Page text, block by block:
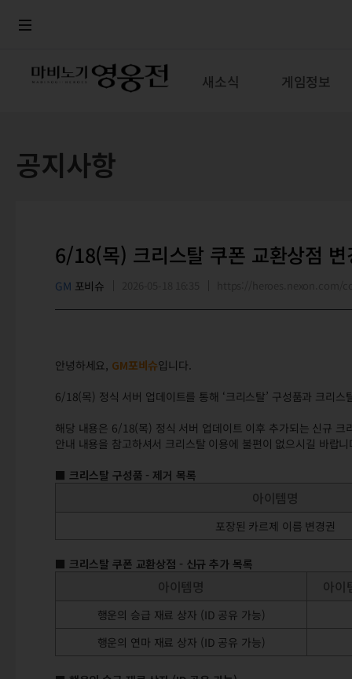
새소식 게임정보
공지사항
6/18(목) 크리스탈 쿠폰 교환상점
GM 포비슈
안녕하세요, GM포비슈입니다.
6/18(목) 정식 서버 업데이트를 통해 ‘크리스탈’ 구성품과 크리
해당 내용은 6/18(목) 정식 서버 업데이트 이후 추가되는 신규 크
안내 내용을 참고하셔서 크리스탈 이용에 불편이 없으시길 바랍
■ 크리스탈 구성품 - 제거 목록
아이템명
포장된 카르제 이름 변경권
■ 크리스탈 쿠폰 교환상점 - 신규 추가 목록
아이템명 아이
행운의 승급 재료 상자 (ID 공유 가능)
행운의 연마 재료 상자 (ID 공유 가능)